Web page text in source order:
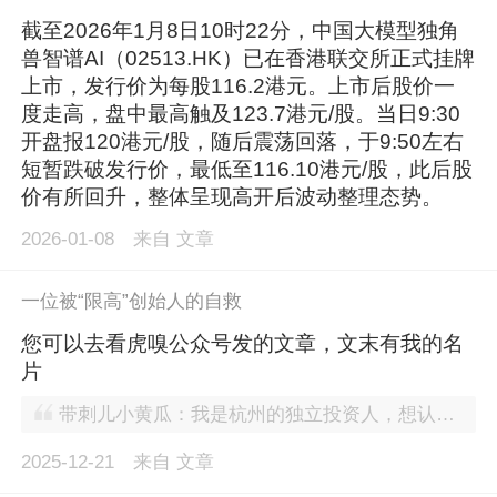
截至2026年1月8日10时22分，中国大模型独角
兽智谱AI（02513.HK）已在香港联交所正式挂牌
上市，发行价为每股116.2港元。上市后股价一
度走高，盘中最高触及123.7港元/股。当日9:30
开盘报120港元/股，随后震荡回落，于9:50左右
短暂跌破发行价，最低至116.10港元/股，此后股
价有所回升，整体呈现高开后波动整理态势。
2026-01-08 来自 文章
一位被“限高”创始人的自救
您可以去看虎嗅公众号发的文章，文末有我的名
片
带刺儿小黄瓜：我是杭州的独立投资人，想认识一下周总，可以帮忙联系吗？
2025-12-21 来自 文章